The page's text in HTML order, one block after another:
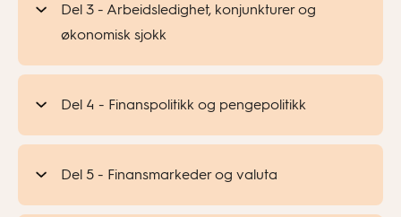
Del 3 - Arbeidsledighet, konjunkturer og
økonomisk sjokk
Del 4 - Finanspolitikk og pengepolitikk
Del 5 - Finansmarkeder og valuta